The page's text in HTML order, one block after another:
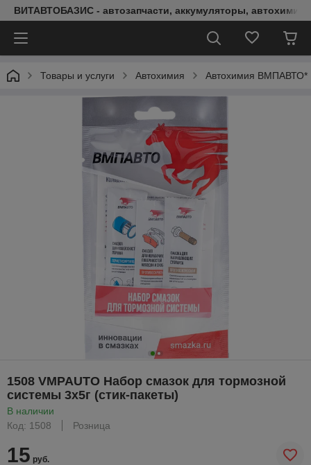
ВИТАВТОБАЗИС - автозапчасти, аккумуляторы, автохимия,
Товары и услуги Автохимия Автохимия ВМПАВТО*
1508 VMPAUTO Набор смазок для тормозной
системы 3х5г (стик-пакеты)
В наличии
Код: 1508
Розница
15 руб.